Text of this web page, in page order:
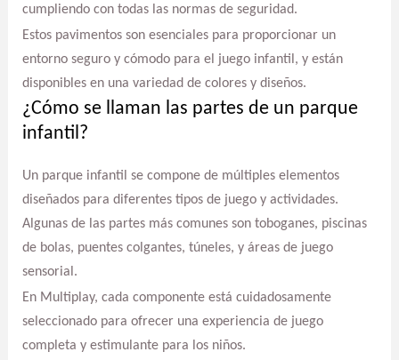
cumpliendo con todas las normas de seguridad.
Estos pavimentos son esenciales para proporcionar un
entorno seguro y cómodo para el juego infantil, y están
disponibles en una variedad de colores y diseños.
¿Cómo se llaman las partes de un parque
infantil?
Un parque infantil se compone de múltiples elementos
diseñados para diferentes tipos de juego y actividades.
Algunas de las partes más comunes son toboganes, piscinas
de bolas, puentes colgantes, túneles, y áreas de juego
sensorial.
En Multiplay, cada componente está cuidadosamente
seleccionado para ofrecer una experiencia de juego
completa y estimulante para los niños.